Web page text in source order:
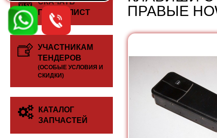
СКАЧАТЬ
ПРАЙС-ЛИСТ
УЧАСТНИКАМ
ТЕНДЕРОВ
(ОСОБЫЕ УСЛОВИЯ И
СКИДКИ)
КАТАЛОГ
ЗАПЧАСТЕЙ
ПРАВЫЕ